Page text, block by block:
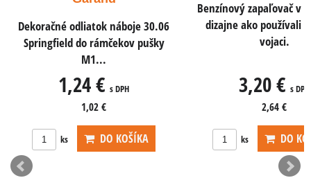
odliatok náboje 30.06
do rámčekov pušky
1,24 €s DPH
DO KOŠÍKA
Benzínový zapaľovač v rovnakom
dizajne ako používali americkí
3,20 €s DPH
DO KOŠÍKA